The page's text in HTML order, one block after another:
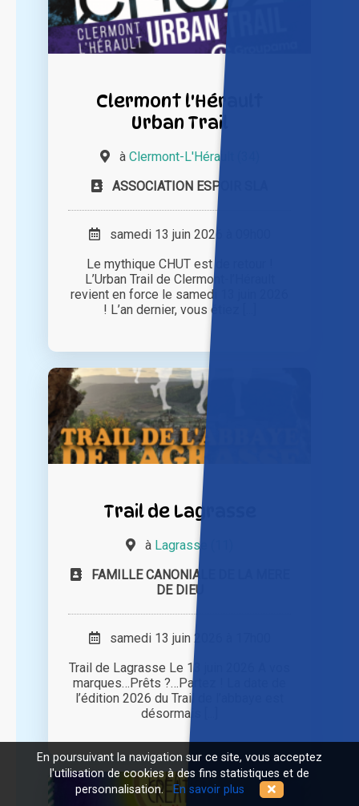
Clermont l'Hérault
Urban Trail
à Clermont-L'Hérault (34)
ASSOCIATION ESPOIR SLA
samedi 13 juin 2026 à 09h00
Le mythique CHUT est de retour !
L’Urban Trail de Clermont-l’Hérault
revient en force le samedi 13 juin 2026
! L’an dernier, vous étiez [...]
Trail de Lagrasse
à Lagrasse (11)
FAMILLE CANONIALE DE LA MERE
DE DIEU
samedi 13 juin 2026 à 17h00
Trail de Lagrasse Le 13 juin 2026 A vos
marques…Prêts ?…Partez ! La date de
l’édition 2026 du Trail de l’abbaye est
désormais [...]
En poursuivant la navigation sur ce site, vous acceptez
l'utilisation de cookies à des fins statistiques et de
personnalisation.En savoir plus